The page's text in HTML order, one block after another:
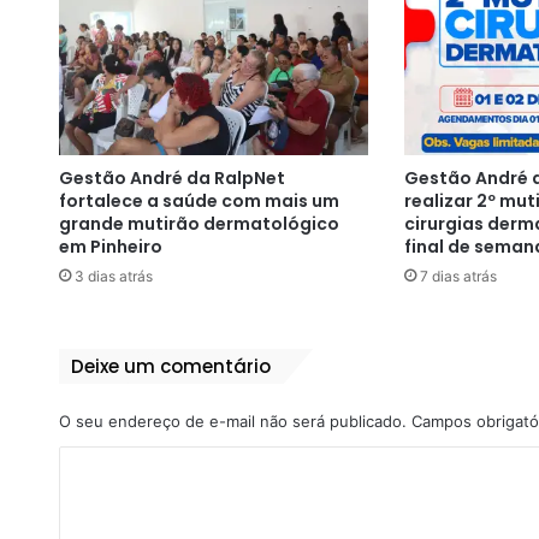
Gestão André da RalpNet
fortalece a saúde com mais um
grande mutirão dermatológico
em Pinheiro
3 dias atrás
Gestão André
realizar 2º
cirurgias
final de
7 dias atrás
Deixe um comentário
O seu endereço de e-mail não será publicado. Campos